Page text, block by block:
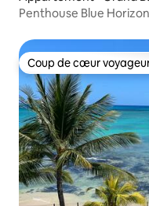
Penthouse Blue
Coup de cœur
Coup de cœur